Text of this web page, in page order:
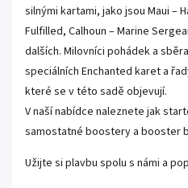
silnými kartami, jako jsou Maui –
Fulfilled, Calhoun – Marine
dalších. Milovníci pohádek a
speciálních Enchanted karet a
které se v této sadě objevují.
V naší nabídce naleznete jak
samostatné boostery a booster
Užijte si plavbu spolu s námi a